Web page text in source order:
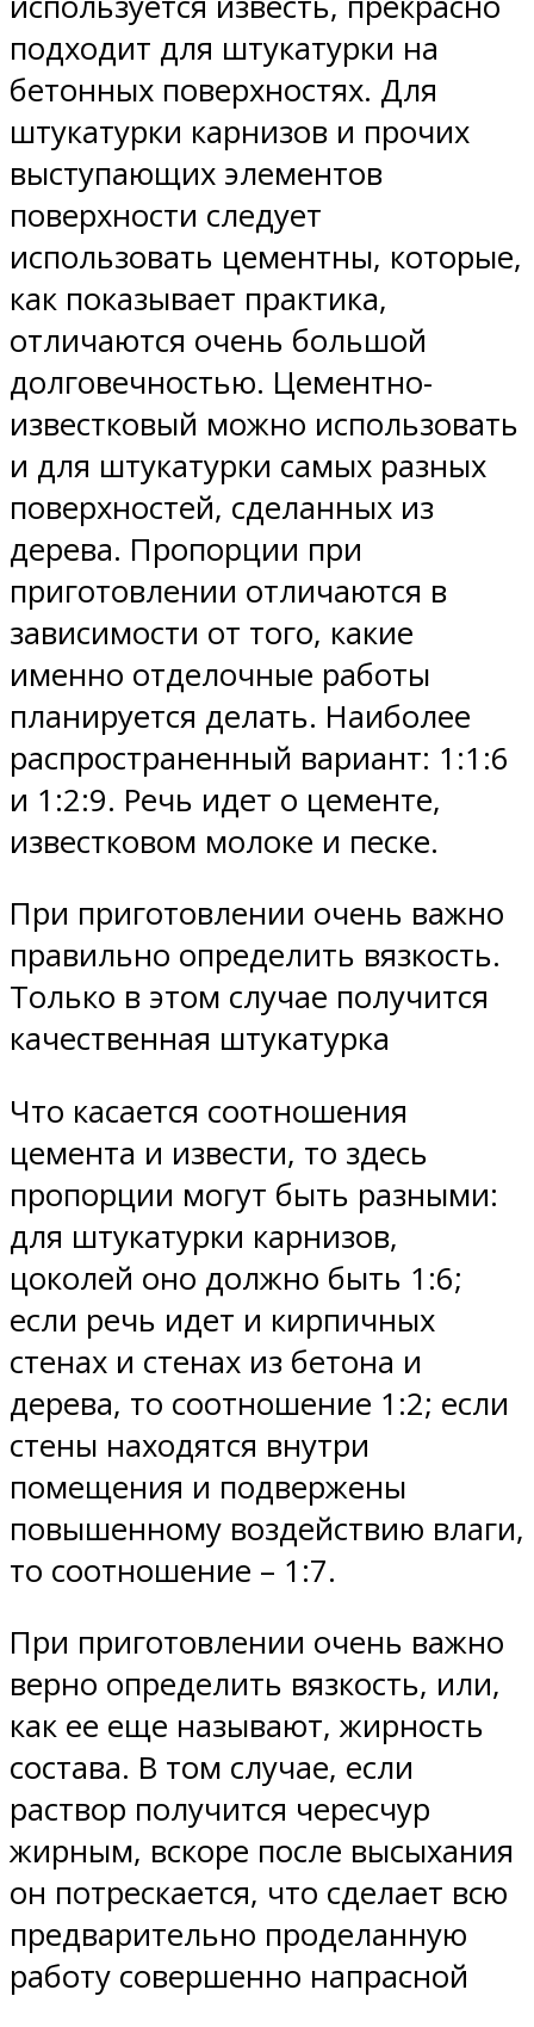
подходит для штукатурки на
бетонных поверхностях. Для
штукатурки карнизов и прочих
выступающих элементов
поверхности следует
использовать цементны, которые,
как показывает практика,
отличаются очень большой
долговечностью. Цементно-
известковый можно использовать
и для штукатурки самых разных
поверхностей, сделанных из
дерева. Пропорции при
приготовлении отличаются в
зависимости от того, какие
именно отделочные работы
планируется делать. Наиболее
распространенный вариант: 1:1:6
и 1:2:9. Речь идет о цементе,
известковом молоке и песке.
При приготовлении очень важно
правильно определить вязкость.
Только в этом случае получится
качественная штукатурка
Что касается соотношения
цемента и извести, то здесь
пропорции могут быть разными:
для штукатурки карнизов,
цоколей оно должно быть 1:6;
если речь идет и кирпичных
стенах и стенах из бетона и
дерева, то соотношение 1:2; если
стены находятся внутри
помещения и подвержены
повышенному воздействию влаги,
то соотношение – 1:7.
При приготовлении очень важно
верно определить вязкость, или,
как ее еще называют, жирность
состава. В том случае, если
раствор получится чересчур
жирным, вскоре после высыхания
он потрескается, что сделает всю
предварительно проделанную
работу совершенно напрасной